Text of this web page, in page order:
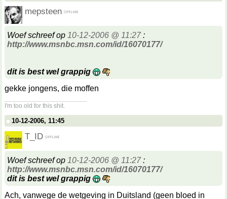
mepsteen
Woef schreef op 10-12-2006 @ 11:27:
http://www.msnbc.msn.com/id/16070177/
dit is best wel grappig
gekke jongens, die moffen
I'm too old for this shit.
10-12-2006, 11:45
T_ID
Woef schreef op 10-12-2006 @ 11:27:
http://www.msnbc.msn.com/id/16070177/
dit is best wel grappig
Ach, vanwege de wetgeving in Duitsland (geen bloed in